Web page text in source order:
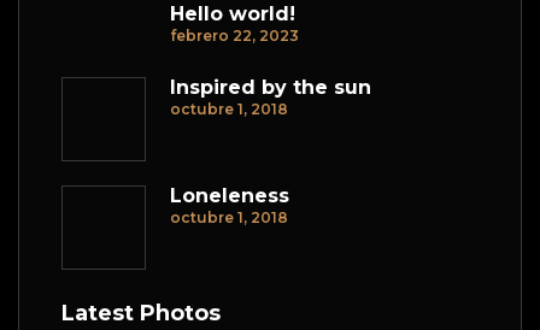
Hello world!
febrero 22, 2023
Inspired by the sun
octubre 1, 2018
Loneleness
octubre 1, 2018
Latest Photos